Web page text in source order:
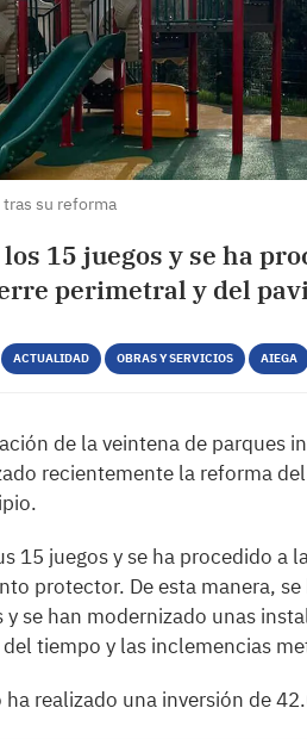
su reforma
15 juegos y se ha
perimetral y del
ACTUALIDAD OBRAS Y SERVICIOS AIEGA
de la veintena de parques
recientemente la reforma
15 juegos y se ha procedido a
protector. De esta manera,
se han modernizado unas
tiempo y las inclemencias
realizado una inversión de